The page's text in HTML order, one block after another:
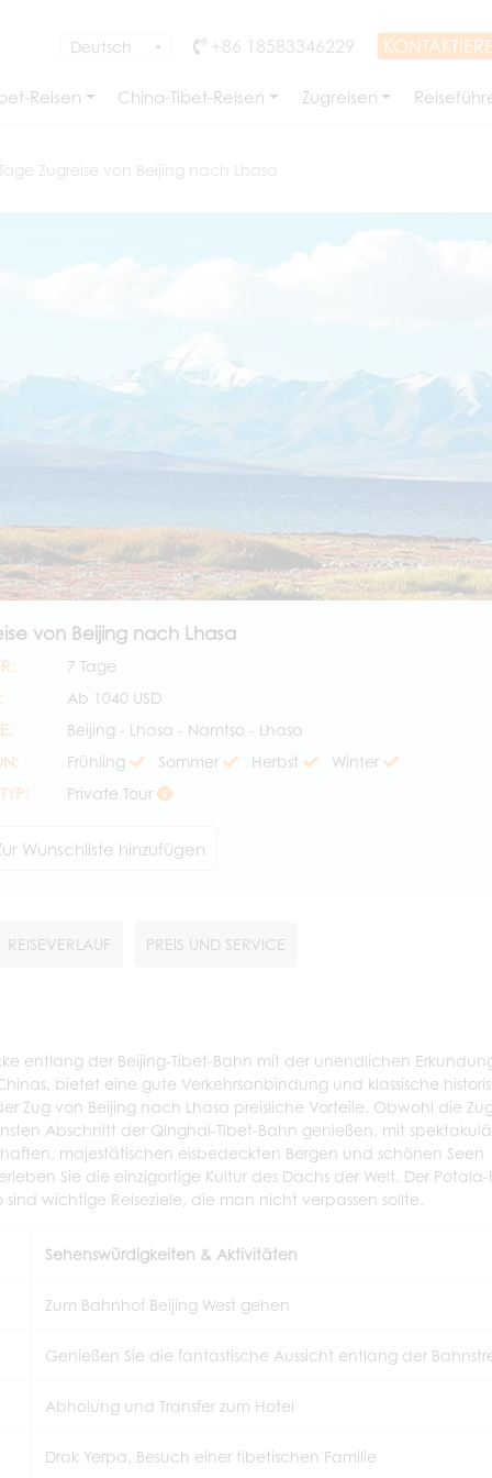
+86 18583346229
Reisen China-Tibet-Reisen Zugreisen
Zugreise von Beijing nach Lhasa
von Beijing nach Lhasa
7 Tage
Ab 1040 USD
Beijing - Lhasa - Namtso - Lhasa
Frühling Sommer Herbst
Winter
Private Tour
Wunschliste hinzufügen
REISEVERLAUF PREIS UND SERVICE
entlang der Beijing-Tibet-Bahn mit der unendlichen
bietet eine gute Verkehrsanbindung und klassische
Zug von Beijing nach Lhasa preisliche Vorteile. Obwohl die
Abschnitt der Qinghai-Tibet-Bahn genießen, mit
majestätischen eisbedeckten Bergen und schönen Seen
Sie die einzigartige Kultur des Dachs der Welt. Der Potala-
wichtige Reiseziele, die man nicht verpassen sollte.
Sehenswürdigkeiten & Aktivitäten
Zum Bahnhof Beijing West gehen
Genießen Sie die fantastische Aussicht entlang der
Abholung und Transfer zum Hotel
Drak Yerpa, Besuch einer tibetischen Familie